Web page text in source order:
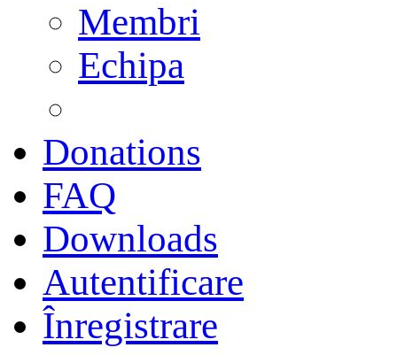
Membri
Echipa
Donations
FAQ
Downloads
Autentificare
Înregistrare